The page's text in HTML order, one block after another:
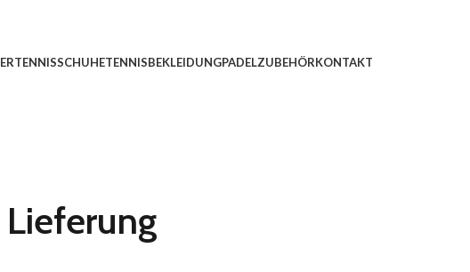
TENNISSCHUHETENNISBEKLEIDUNGPADELZUBEHÖRKONTAKT
Lieferung